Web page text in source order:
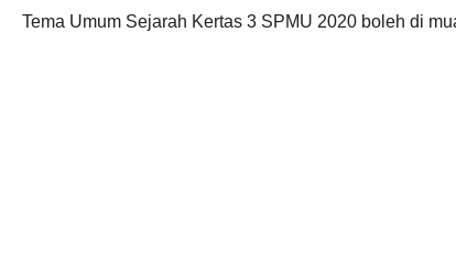
Tema Umum Sejarah Kertas 3 SPMU 2020 boleh di